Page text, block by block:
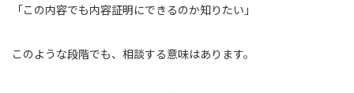
「この内容でも内容証明にできるのか知りたい」
このような段階でも、相談する意味はあります。